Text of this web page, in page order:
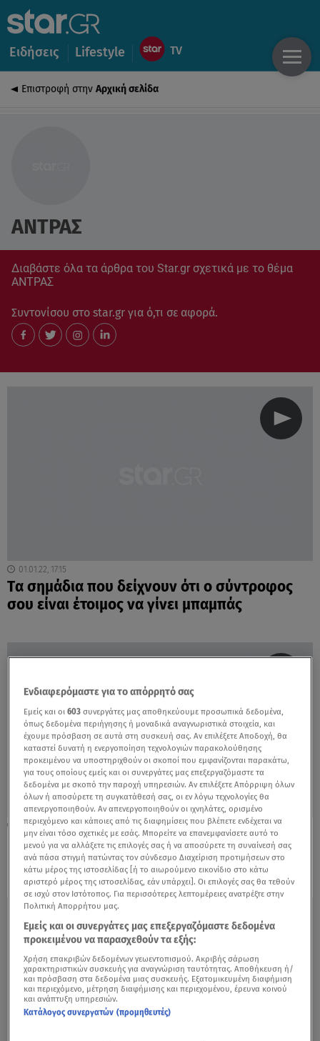
Ειδήσεις Lifestyle
Επιστροφή στην Αρχική σελίδα
ΑΝΤΡΑΣ
Διαβάστε όλα τα άρθρα του Star.gr σχετικά με το θέμα
ΑΝΤΡΑΣ
Συντονίσου στο star.gr για ό,τι σε αφορά.
01.01.22, 17:15
Tα σημάδια που δείχνουν ότι ο σύντροφος
σου είναι έτοιμος να γίνει μπαμπάς
30.12.21, 14:00
Πες μας τι χρώμα φόρεσε μία γυναίκα στο
ραντεβού, να σου πούμε πώς νιώθει
Ενδιαφερόμαστε για το απόρρητό σας
Εμείς και οι603 συνεργάτες μας αποθηκεύουμε προσωπικά δεδομένα,
όπως δεδομένα περιήγησης ή μοναδικά αναγνωριστικά στοιχεία, και
έχουμε πρόσβαση σε αυτά στη συσκευή σας. Αν επιλέξετε Αποδοχή, θα
καταστεί δυνατή η ενεργοποίηση τεχνολογιών παρακολούθησης
προκειμένου να υποστηριχθούν οι σκοποί που εμφανίζονται παρακάτω,
για τους οποίους εμείς και οι συνεργάτες μας επεξεργαζόμαστε τα
δεδομένα με σκοπό την παροχή υπηρεσιών. Αν επιλέξετε Απόρριψη όλων
όλων ή αποσύρετε τη συγκατάθεσή σας, οι εν λόγω τεχνολογίες θα
απενεργοποιηθούν. Αν απενεργοποιηθούν οι ιχνηλάτες, ορισμένο
περιεχόμενο και κάποιες από τις διαφημίσεις που βλέπετε ενδέχεται να
μην είναι τόσο σχετικές με εσάς. Μπορείτε να επανεμφανίσετε αυτό το
μενού για να αλλάξετε τις επιλογές σας ή να αποσύρετε τη συναίνεσή σας
ανά πάσα στιγμή πατώντας τον σύνδεσμο Διαχείριση προτιμήσεων στο
κάτω μέρος της ιστοσελίδας [ή το αιωρούμενο εικονίδιο στο κάτω
αριστερό μέρος της ιστοσελίδας, εάν υπάρχει]. Οι επιλογές σας θα τεθούν
σε ισχύ στον Ιστότοπος. Για περισσότερες λεπτομέρειες ανατρέξτε στην
Πολιτική Απορρήτου μας.
Εμείς και οι συνεργάτες μας επεξεργαζόμαστε δεδομένα
προκειμένου να παρασχεθούν τα εξής:
Χρήση επακριβών δεδομένων γεωεντοπισμού. Ακριβής σάρωση
χαρακτηριστικών συσκευής για αναγνώριση ταυτότητας. Αποθήκευση ή/
και πρόσβαση στα δεδομένα μιας συσκευής. Εξατομικευμένη διαφήμιση
και περιεχόμενο, μέτρηση διαφήμισης και περιεχομένου, έρευνα κοινού
και ανάπτυξη υπηρεσιών.
Κατάλογος συνεργατών (προμηθευτές)